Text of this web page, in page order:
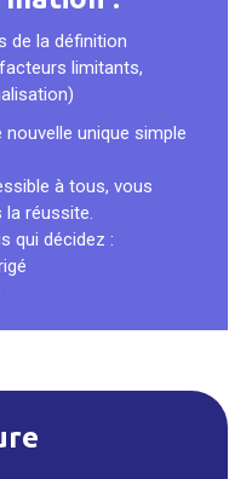
de la définition
limitants,
unique simple
à tous, vous
réussite.
qui décidez :